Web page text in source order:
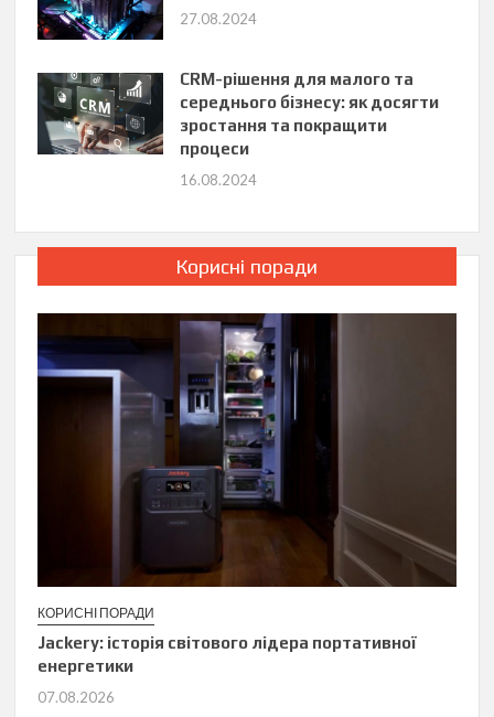
27.08.2024
CRM-рішення для малого та
середнього бізнесу: як досягти
зростання та покращити
процеси
16.08.2024
Корисні поради
КОРИСНІ ПОРАДИ
Jackery: історія світового лідера портативної
енергетики
07.08.2026